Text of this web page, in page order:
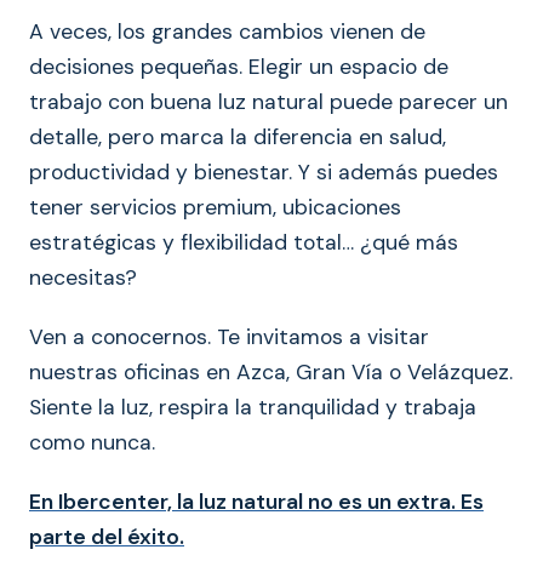
A veces, los grandes cambios vienen de
decisiones pequeñas. Elegir un espacio de
trabajo con buena luz natural puede parecer un
detalle, pero marca la diferencia en salud,
productividad y bienestar. Y si además puedes
tener servicios premium, ubicaciones
estratégicas y flexibilidad total… ¿qué más
necesitas?
Ven a conocernos. Te invitamos a visitar
nuestras oficinas en Azca, Gran Vía o Velázquez.
Siente la luz, respira la tranquilidad y trabaja
como nunca.
En Ibercenter, la luz natural no es un extra. Es
parte del éxito.